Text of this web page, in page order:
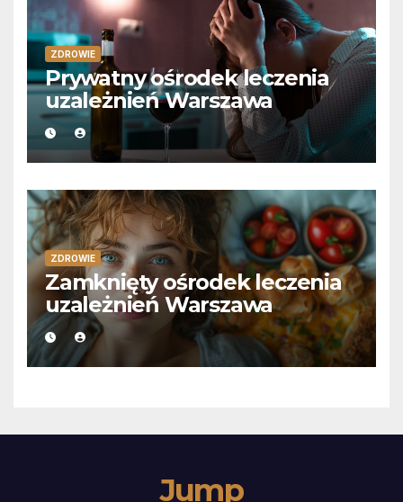
ZDROWIE
Prywatny ośrodek leczenia
uzależnień Warszawa
ZDROWIE
Zamknięty ośrodek leczenia
uzależnień Warszawa
Jump